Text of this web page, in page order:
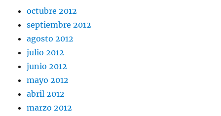
octubre 2012
septiembre 2012
agosto 2012
julio 2012
junio 2012
mayo 2012
abril 2012
marzo 2012